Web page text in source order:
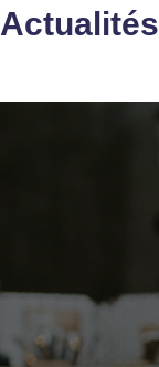
Actualités